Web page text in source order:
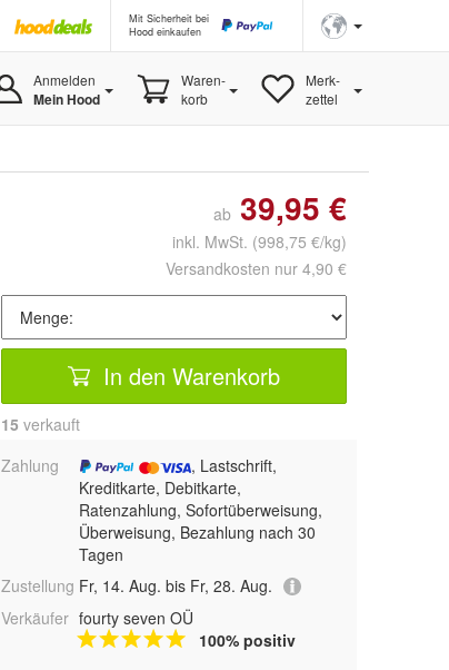
Mit Sicherheit bei
Hood einkaufen
Anmelden
Mein Hood
Waren-
korb
Merk-
zettel
ab 39,95 €
inkl. MwSt. (998,75 €/kg)
Versandkosten nur 4,90 €
In den Warenkorb
15 verkauft
Zahlung
, Lastschrift,
Kreditkarte, Debitkarte,
Ratenzahlung, Sofortüberweisung,
Überweisung, Bezahlung nach 30
Tagen
Zustellung Fr, 14. Aug. bis Fr, 28. Aug.
Verkäufer fourty seven OÜ
100% positiv